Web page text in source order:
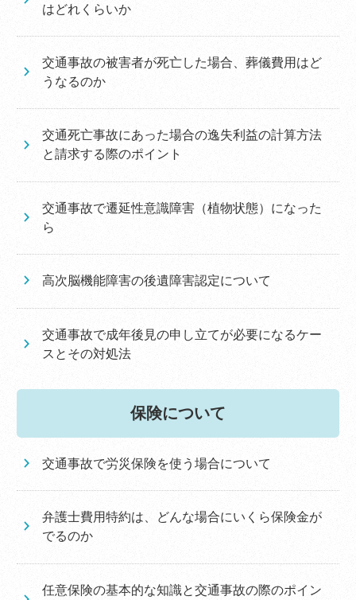
はどれくらいか
交通事故の被害者が死亡した場合、葬儀費用はど
うなるのか
交通死亡事故にあった場合の逸失利益の計算方法
と請求する際のポイント
交通事故で遷延性意識障害（植物状態）になった
ら
高次脳機能障害の後遺障害認定について
交通事故で成年後見の申し立てが必要になるケー
スとその対処法
保険について
交通事故で労災保険を使う場合について
弁護士費用特約は、どんな場合にいくら保険金が
でるのか
任意保険の基本的な知識と交通事故の際のポイン